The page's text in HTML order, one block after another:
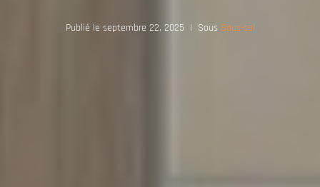
Publié le septembre 22, 2025 Sous Sous-sol